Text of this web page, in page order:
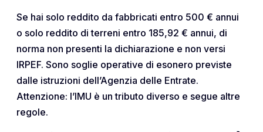
Se hai solo reddito da fabbricati entro 500 € annui
o solo reddito di terreni entro 185,92 € annui, di
norma non presenti la dichiarazione e non versi
IRPEF. Sono soglie operative di esonero previste
dalle istruzioni dell’Agenzia delle Entrate.
Attenzione: l’IMU è un tributo diverso e segue altre
regole.